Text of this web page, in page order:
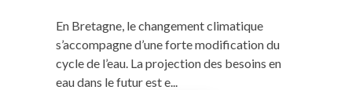
En Bretagne, le changement climatique
s’accompagne d’une forte modification du
cycle de l’eau. La projection des besoins en
eau dans le futur est e...